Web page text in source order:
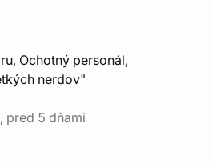
Ochotný personál,
nerdov"
pred 5 dňami